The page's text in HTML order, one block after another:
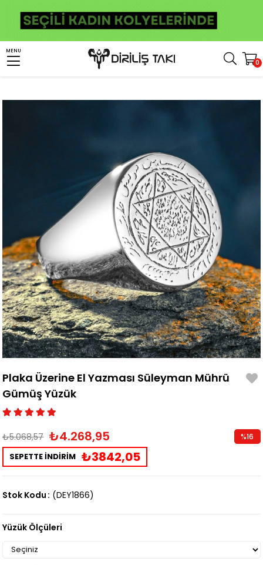
MENU
0
Erkek Gümüş Yüzük
Plaka Üzerine El Yazması Süleyman Mührü Gümüş Yüzük
Plaka Üzerine El Yazması Süleyman Mührü
Gümüş Yüzük
₺5.068,57 ₺4.268,95
SEPETTE İNDİRİM ₺3842,05
%16
Stok Kodu (DEY1866)
Yüzük Ölçüleri